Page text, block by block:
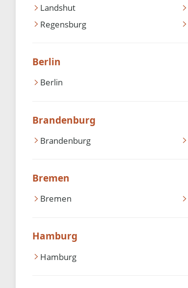
Landshut
Regensburg
Berlin
Berlin
Brandenburg
Brandenburg
Bremen
Bremen
Hamburg
Hamburg